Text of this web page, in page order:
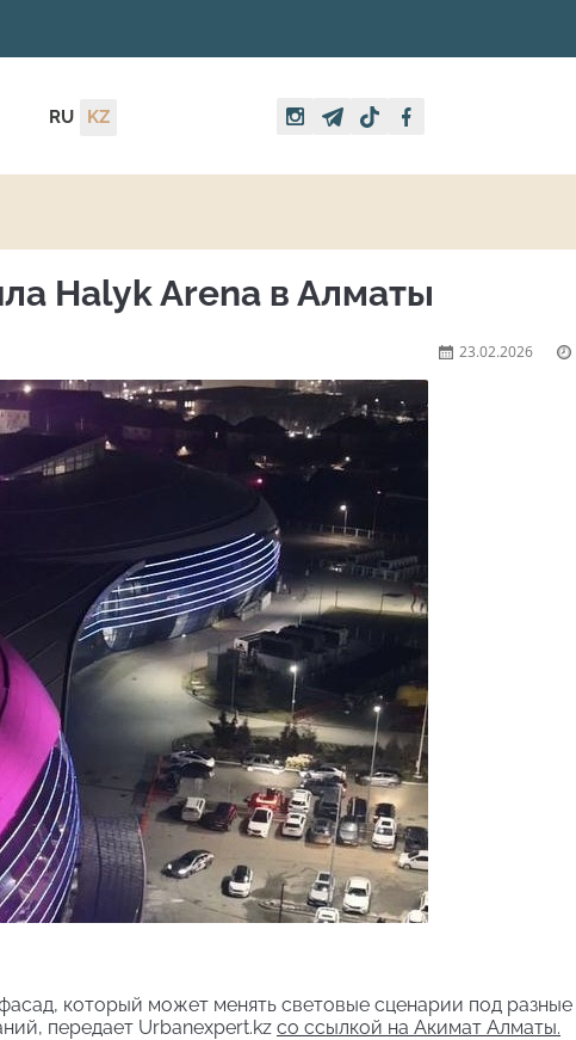
RU KZ
Halyk Arena в Алматы
23.02.2026
который может менять световые сценарии под разные
передает Urbanexpert.kz со ссылкой на Акимат Алматы.